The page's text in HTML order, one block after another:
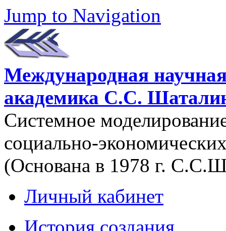
Jump to Navigation
Международная
академика С.С.
Системное
социально-
(Основана в 1978 г.
Личный кабинет